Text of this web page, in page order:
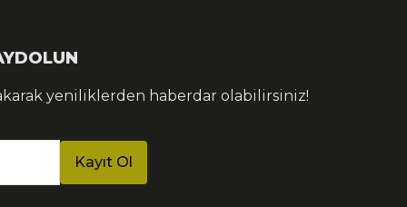
yeniliklerden haberdar olabilirsiniz!
Kayıt Ol